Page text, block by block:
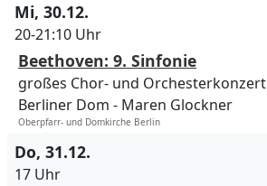
Mi, 30.12.
20-21:10 Uhr
Beethoven: 9. Sinfonie
großes Chor- und Orchesterkonzert
Berliner Dom
Maren Glockner
Oberpfarr- und Domkirche Berlin
Do, 31.12.
17 Uhr